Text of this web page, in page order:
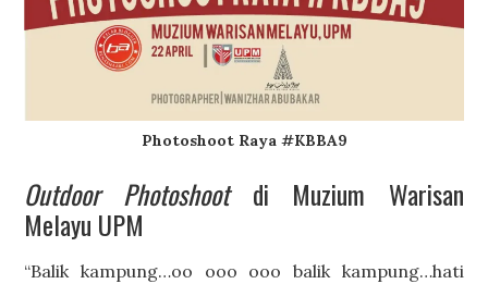
Photoshoot Raya #KBBA9
Outdoor Photoshootdi Muzium Warisan
Melayu UPM
“Balik kampung…oo ooo ooo balik kampung…hati